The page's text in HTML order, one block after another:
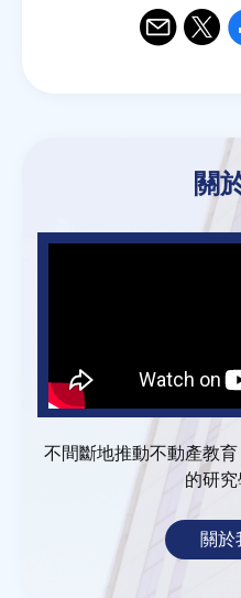
關
不間斷地推動不動產教
的研
關於